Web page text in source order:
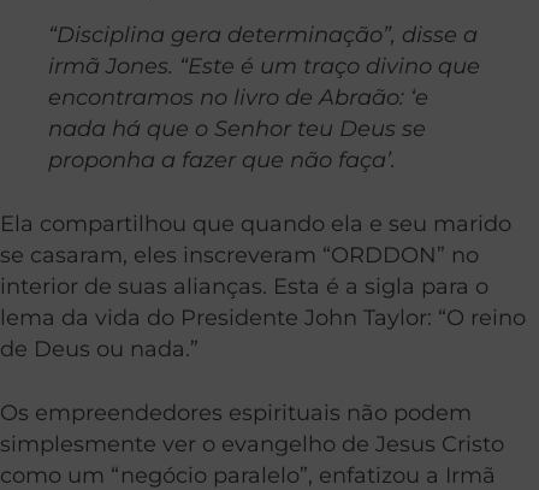
“Disciplina gera determinação”, disse a
irmã Jones. “Este é um traço divino que
encontramos no livro de Abraão: ‘e
nada há que o Senhor teu Deus se
proponha a fazer que não faça’.
Ela compartilhou que quando ela e seu marido
se casaram, eles inscreveram “ORDDON” no
interior de suas alianças. Esta é a sigla para o
lema da vida do Presidente John Taylor: “O reino
de Deus ou nada.”
Os empreendedores espirituais não podem
simplesmente ver o evangelho de Jesus Cristo
como um “negócio paralelo”, enfatizou a Irmã